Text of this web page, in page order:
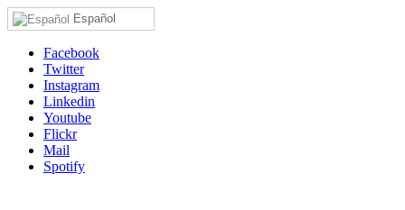
Español
Facebook
Twitter
Instagram
Linkedin
Youtube
Flickr
Mail
Spotify